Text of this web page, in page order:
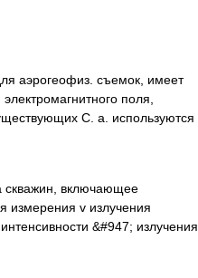
аэрогеофиз. съемок, имеет
поля,
С. а. используются
скважин, включающее
измерения v излучения
&#947; излучения